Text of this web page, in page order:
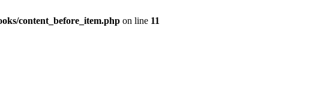
content_before_item.php on line 11